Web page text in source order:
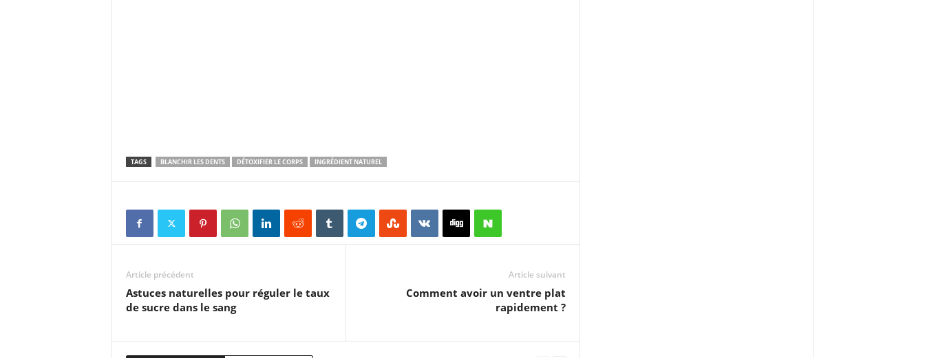
TAGS BLANCHIR LES DENTS DÉTOXIFIER LE CORPS INGRÉDIENT NATUREL
Article précédent
Astuces naturelles pour réguler le taux
de sucre dans le sang
Article suivant
Comment avoir un ventre plat
rapidement ?